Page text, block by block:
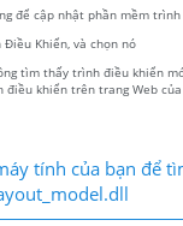
để cập nhật phần mềm
Khiển, và chọn nó
tìm thấy trình điều khiển
khiển trên trang Web
tính của bạn để